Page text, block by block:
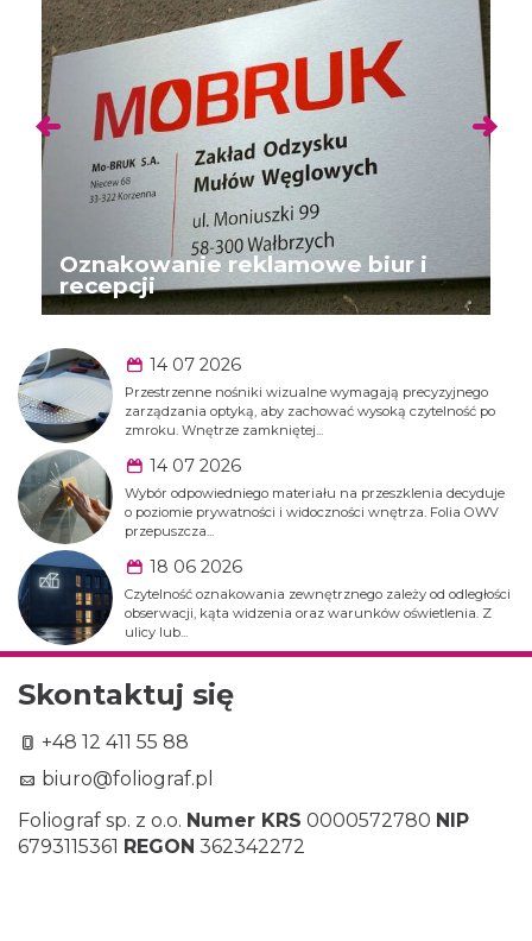
Oznakowanie reklamowe biur i
recepcji
14 07 2026
Przestrzenne nośniki wizualne wymagają precyzyjnego
zarządzania optyką, aby zachować wysoką czytelność po
zmroku. Wnętrze zamkniętej...
14 07 2026
Wybór odpowiedniego materiału na przeszklenia decyduje
o poziomie prywatności i widoczności wnętrza. Folia OWV
przepuszcza...
18 06 2026
Czytelność oznakowania zewnętrznego zależy od odległości
obserwacji, kąta widzenia oraz warunków oświetlenia. Z
ulicy lub...
Skontaktuj się
+48 12 411 55 88
biuro@foliograf.pl
Foliograf sp. z o.o. Numer KRS 0000572780 NIP
6793115361 REGON 362342272